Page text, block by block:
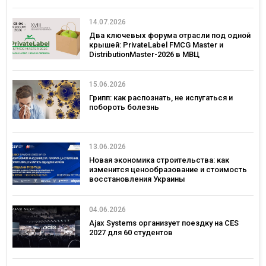
14.07.2026
Два ключевых форума отрасли под одной
крышей: PrivateLabel FMCG Master и
DistributionMaster-2026 в МВЦ
15.06.2026
Грипп: как распознать, не испугаться и
побороть болезнь
13.06.2026
Новая экономика строительства: как
изменится ценообразование и стоимость
восстановления Украины
04.06.2026
Ajax Systems организует поездку на CES
2027 для 60 студентов